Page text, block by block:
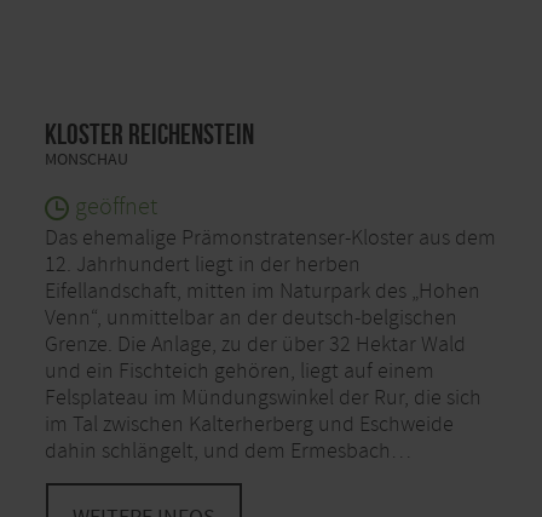
Kloster Reichenstein
MONSCHAU
geöffnet
Das ehemalige Prämonstratenser-Kloster aus dem
12. Jahrhundert liegt in der herben
Eifellandschaft, mitten im Naturpark des „Hohen
Venn“, unmittelbar an der deutsch-belgischen
Grenze. Die Anlage, zu der über 32 Hektar Wald
und ein Fischteich gehören, liegt auf einem
Felsplateau im Mündungswinkel der Rur, die sich
im Tal zwischen Kalterherberg und Eschweide
dahin schlängelt, und dem Ermesbach…